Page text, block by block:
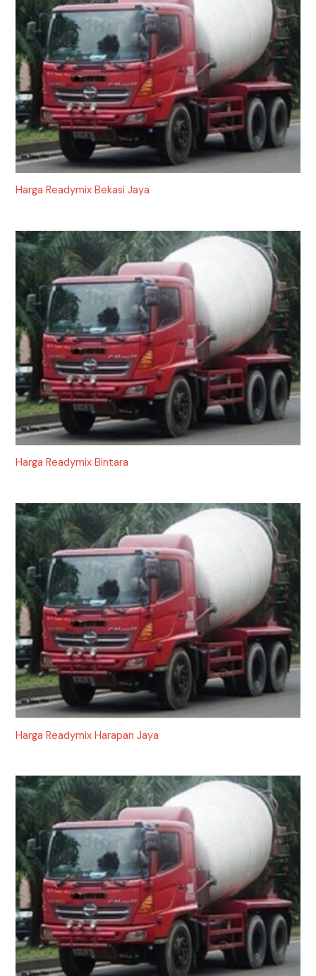
Harga Readymix Bekasi Jaya
Harga Readymix Bintara
Harga Readymix Harapan Jaya